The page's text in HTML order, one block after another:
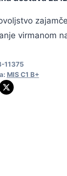
virmanom
11375
MIS C1 B+